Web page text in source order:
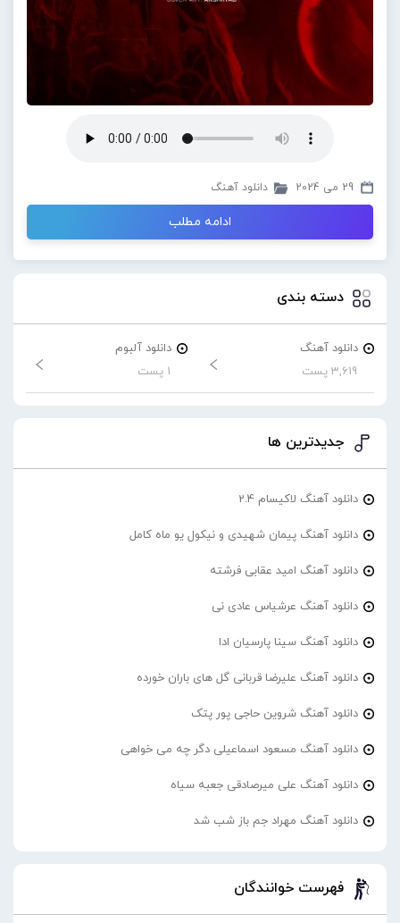
29 می 2024 دانلود آهنگ
ادامه مطلب
دسته بندی
دانلود آهنگ
3,619 پست
دانلود آلبوم
1 پست
جدیدترین ها
دانلود آهنگ لاکیسام 2.4
دانلود آهنگ پیمان شهیدی و نیکول یو ماه کامل
دانلود آهنگ امید عقابی فرشته
دانلود آهنگ عرشیاس عادی نی
دانلود آهنگ سینا پارسیان ادا
دانلود آهنگ علیرضا قربانی گل های باران خورده
دانلود آهنگ شروین حاجی پور پتک
دانلود آهنگ مسعود اسماعیلی دگر چه می خواهی
دانلود آهنگ علی میرصادقی جعبه سیاه
دانلود آهنگ مهراد جم باز شب شد
فهرست خوانندگان